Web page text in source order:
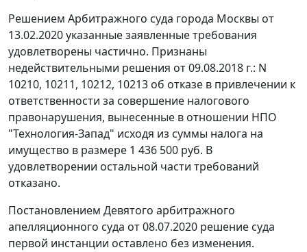
Решением Арбитражного суда города Москвы от
13.02.2020 указанные заявленные требования
удовлетворены частично. Признаны
недействительными решения от 09.08.2018 г.: N
10210, 10211, 10212, 10213 об отказе в привлечении к
ответственности за совершение налогового
правонарушения, вынесенные в отношении НПО
"Технология-Запад" исходя из суммы налога на
имущество в размере 1 436 500 руб. В
удовлетворении остальной части требований
отказано.
Постановлением Девятого арбитражного
апелляционного суда от 08.07.2020 решение суда
первой инстанции оставлено без изменения.